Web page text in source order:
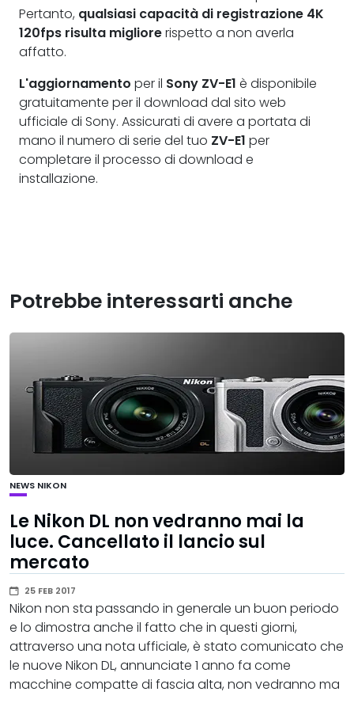
Pertanto, qualsiasi capacità di registrazione 4K
120fps risulta migliorerispetto a non averla
affatto.
L'aggiornamento per il Sony ZV-E1 è disponibile
gratuitamente per il download dal sito web
ufficiale di Sony. Assicurati di avere a portata di
mano il numero di serie del tuo ZV-E1 per
completare il processo di download e
installazione.
Potrebbe interessarti anche
NEWS NIKON
Le Nikon DL non vedranno mai la
luce. Cancellato il lancio sul
mercato
25 FEB 2017
Nikon non sta passando in generale un buon periodo
e lo dimostra anche il fatto che in questi giorni,
attraverso una nota ufficiale, è stato comunicato che
le nuove Nikon DL, annunciate 1 anno fa come
macchine compatte di fascia alta, non vedranno ma